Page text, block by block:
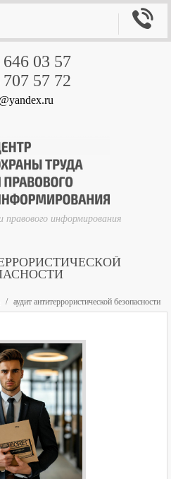
646 03 57
707 57 72
информирования

аудит антитеррористической безопасности